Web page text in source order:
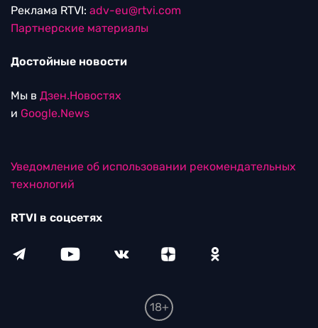
Реклама RTVI: adv-eu@rtvi.com
Партнерские материалы
Достойные новости
Мы в Дзен.Новостях
и Google.News
Уведомление об использовании рекомендательных
технологий
RTVI в соцсетях
18+